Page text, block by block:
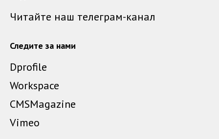
Читайте наш телеграм-канал
Следите за нами
Dprofile
Workspace
CMSMagazine
Vimeo